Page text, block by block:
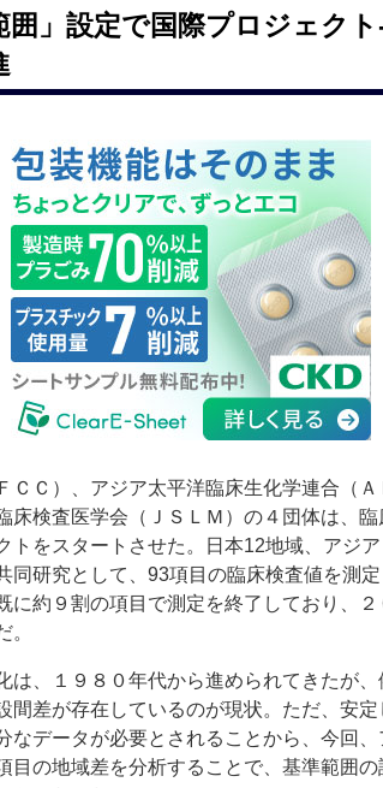
囲」設定で国際プロジェク
Ｃ）、アジア太平洋臨床生化学連合（
床検査医学会（ＪＳＬＭ）の４団体は、
トをスタートさせた。日本12地域、アジ
同研究として、93項目の臨床検査値を測
に約９割の項目で測定を終了しており、
。
、１９８０年代から進められてきたが
間差が存在しているのが現状。ただ、安
なデータが必要とされることから、今回
目の地域差を分析することで、基準範囲